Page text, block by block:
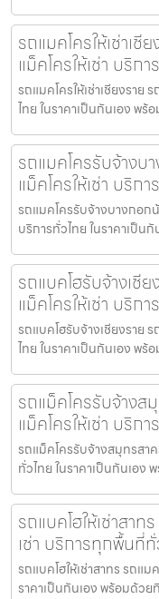
รถแมคโครให้เช่าเชี
แม็คโครให้เช่า บริ
รถแมคโครให้เช่าเชียงราย
ไทย ในราคาเป็นกันเอง พ
รถแมคโครรับจ้างบ
แม็คโครให้เช่า บริ
รถแมคโครรับจ้างบางกอก
บริการทั่วไทย ในราคาเป็
รถแบคโฮรับจ้างเชี
แม็คโครให้เช่า บริ
รถแบคโฮรับจ้างเชียงราย
ไทย ในราคาเป็นกันเอง พ
รถแม็คโครรับจ้างส
แม็คโครให้เช่า บริ
รถแม็คโครรับจ้างสมุทรสา
ทั่วไทย ในราคาเป็นกันเอ
รถแบคโฮให้เช่าสา
เช่า บริการทุกพื้นที่
รถแบคโฮให้เช่าสาทร รถแม
ราคาเป็นกันเอง พร้อมด้ว